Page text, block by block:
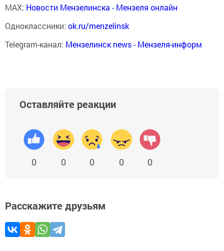
MAX: Новости Мензелинска - Мензеля онлайн
Одноклассники: ok.ru/menzelinsk
Telegram-канал: Мензелинск news - Мензеля-информ
Оставляйте реакции
0 0 0 0 0
Расскажите друзьям